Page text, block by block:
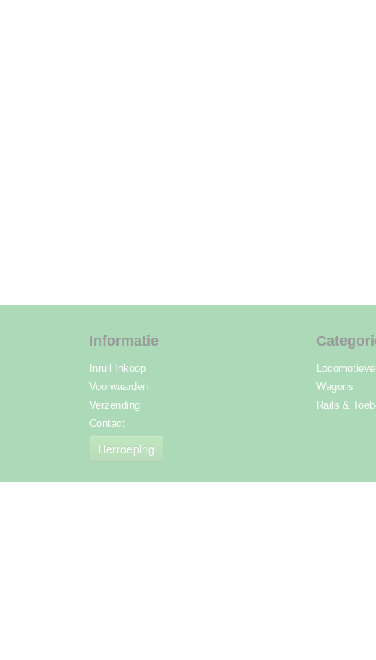
Informatie
Inruil Inkoop
Voorwaarden
Verzending
Contact
Herroeping
Wagons
Rails &